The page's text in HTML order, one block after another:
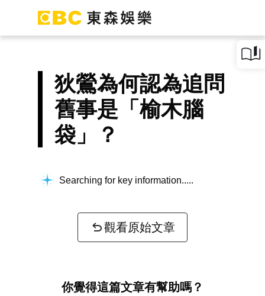
狄鶯為何認為追問
舊事是「榆木腦
袋」？
Searching for key information...
觀看原始文章
你覺得這篇文章有幫助嗎？